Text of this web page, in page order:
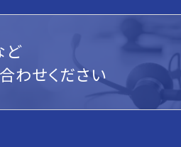
ど
わせください